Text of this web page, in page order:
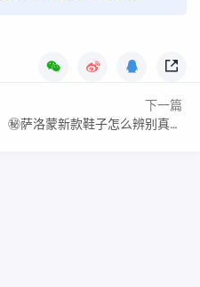
下一篇
㊙️萨洛蒙新款鞋子怎么辨别真假,原厂品质知识点